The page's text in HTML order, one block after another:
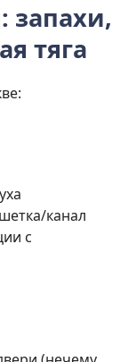
запахи,
тяга
канал
с